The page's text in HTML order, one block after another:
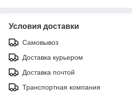
Условия доставки
Самовывоз
Доставка курьером
Доставка почтой
Транспортная компания